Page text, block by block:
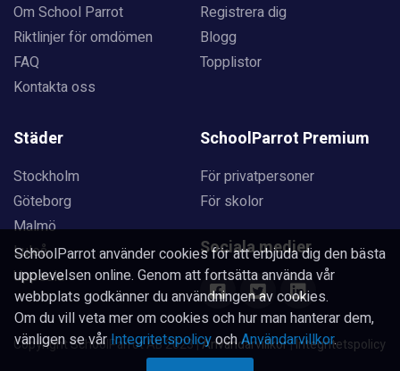
Om School Parrot
Riktlinjer för omdömen
FAQ
Kontakta oss
Registrera dig
Blogg
Topplistor
Städer
Stockholm
Göteborg
Malmö
Luleå
Uppsala
SchoolParrot Premium
För privatpersoner
För skolor
Sociala medier
Copyright SchoolParrot AB 2023|Användarvillkor|Integritetspolicy
SchoolParrot använder cookies för att erbjuda dig den bästa
upplevelsen online. Genom att fortsätta använda vår
webbplats godkänner du användningen av cookies.
Om du vill veta mer om cookies och hur man hanterar dem,
vänligen se vårIntegritetspolicyochAnvändarvillkor.